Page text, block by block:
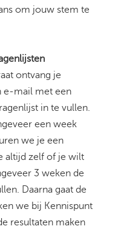
om jouw stem te
ontvang je
e-mail met een
in te vullen.
een week
we je een
altijd zelf of je wilt
3 weken de
Daarna gaat de
we bij Kennispunt
resultaten maken